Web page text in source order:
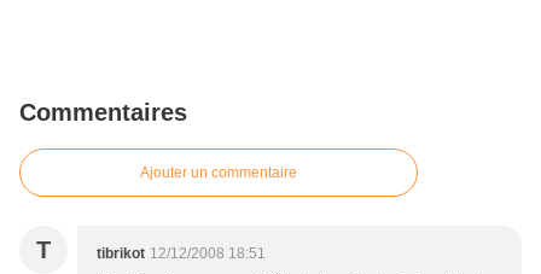
Commentaires
Ajouter un commentaire
T tibrikot 12/12/2008 18:51